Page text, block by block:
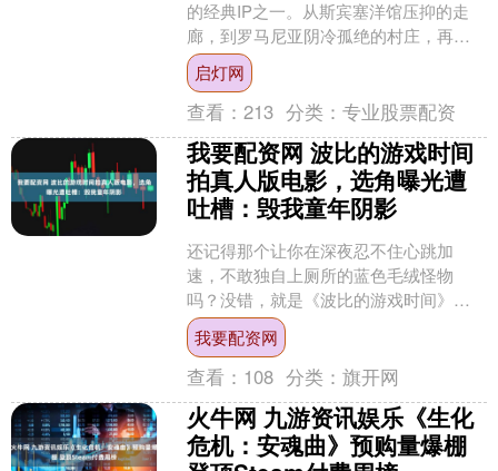
的经典IP之一。从斯宾塞洋馆压抑的走
廊，到罗马尼亚阴冷孤绝的村庄，再到
炙热危险的非洲战场，玩家们一路见证
了无数难忘瞬间。近日，....
启灯网
查看：213 分类：专业股票配资
我要配资网 波比的游戏时间
拍真人版电影，选角曝光遭
吐槽：毁我童年阴影
还记得那个让你在深夜忍不住心跳加
速，不敢独自上厕所的蓝色毛绒怪物
吗？没错，就是《波比的游戏时间》！
最近，这个消息一经传出，玩家们瞬间
炸开了锅——有的人摩拳擦掌，....
我要配资网
查看： 108 分类：旗开网
火牛网 九游资讯娱乐《生化
危机：安魂曲》预购量爆棚